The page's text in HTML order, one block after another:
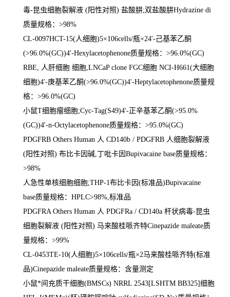
毒-昆虫细胞裂解液 (阳性对照) 盐酸肼;双盐酸肼Hydrazine di
质量规格： >98%
CL-0097HCT-15(人细胞)5×106cells/瓶×24'-己基苯乙酮
(>96.0%(GC))4'-Hexylacetophenone质量规格： >96.0%(GC)
RBE,
人肝细胞 细胞 ,LNCaP clone FGC细胞 NCI-H661(大细胞
细胞)4'-庚基苯乙酮(>96.0%(GC))4'-Heptylacetophenone质量规
格： >96.0%(GC)
小鼠T细胞瘤细胞;Cyc-Tag(S49)4'-正辛基苯乙酮(>95.0%
(GC))4'-n-Octylacetophenone质量规格： >95.0%(GC)
PDGFRB Others Human 人 CD140b / PDGFRB 人细胞裂解液
(阳性对照) 布比卡因碱 丁吡卡因 Bupivacaine base质量规格：
>98%
人急性单核细胞细胞;THP-1 布比卡因 (标准品)Bupivacaine
base质量规格： HPLC>98%, 标准品
PDGFRA Others Human 人 PDGFRa / CD140a 杆状病毒-昆虫
细胞裂解液 (阳性对照) 马来酸桂哌齐特Cinepazide maleate质
量规格： >99%
CL-0453TE-10(人细胞)5×106cells/瓶×2马来酸桂哌齐特(标准
品)Cinepazide maleate质量规格：含量测定
小鼠*间充质干细胞(BMSCs) NRRL 2543[LSHTM BB325]细胞